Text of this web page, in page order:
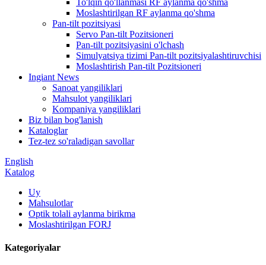
To'lqin qo'llanmasi RF aylanma qo'shma
Moslashtirilgan RF aylanma qo'shma
Pan-tilt pozitsiyasi
Servo Pan-tilt Pozitsioneri
Pan-tilt pozitsiyasini o'lchash
Simulyatsiya tizimi Pan-tilt pozitsiyalashtiruvchisi
Moslashtirish Pan-tilt Pozitsioneri
Ingiant News
Sanoat yangiliklari
Mahsulot yangiliklari
Kompaniya yangiliklari
Biz bilan bog'lanish
Kataloglar
Tez-tez so'raladigan savollar
English
Katalog
Uy
Mahsulotlar
Optik tolali aylanma birikma
Moslashtirilgan FORJ
Kategoriyalar